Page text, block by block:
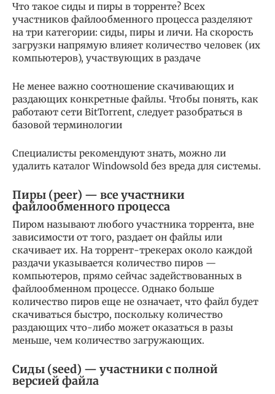
Что такое сиды и пиры в торренте? Всех
участников файлообменного процесса разделяют
на три категории: сиды, пиры и личи. На скорость
загрузки напрямую влияет количество человек (их
компьютеров), участвующих в раздаче
Не менее важно соотношение скачивающих и
раздающих конкретные файлы. Чтобы понять, как
работают сети BitTorrent, следует разобраться в
базовой терминологии
Специалисты рекомендуют знать, можно ли
удалить каталог Windowsold без вреда для системы.
Пиры (peer) — все участники
файлообменного процесса
Пиром называют любого участника торрента, вне
зависимости от того, раздает он файлы или
скачивает их. На торрент-трекерах около каждой
раздачи указывается количество пиров —
компьютеров, прямо сейчас задействованных в
файлообменном процессе. Однако больше
количество пиров еще не означает, что файл будет
скачиваться быстро, поскольку количество
раздающих что-либо может оказаться в разы
меньше, чем количество загружающих.
Сиды (seed) — участники с полной
версией файла